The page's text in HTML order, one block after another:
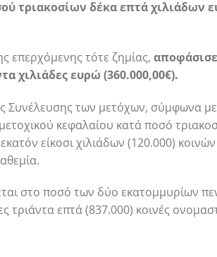
τριακοσίων δέκα επτά χιλιάδων
επερχόμενης τότε ζημίας,
χιλιάδες ευρώ (360.000,00€).
Συνέλευσης των μετόχων, σύμφωνα
κεφαλαίου κατά ποσό
είκοσι χιλιάδων (120.000) κοινών
στο ποσό των δύο εκατομμυρίων
τριάντα επτά (837.000) κοινές